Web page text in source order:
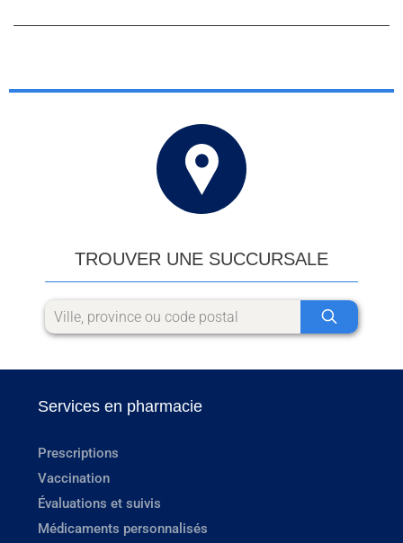
TROUVER UNE SUCCURSALE
Services en pharmacie
Prescriptions
Vaccination
Évaluations et suivis
Médicaments personnalisés